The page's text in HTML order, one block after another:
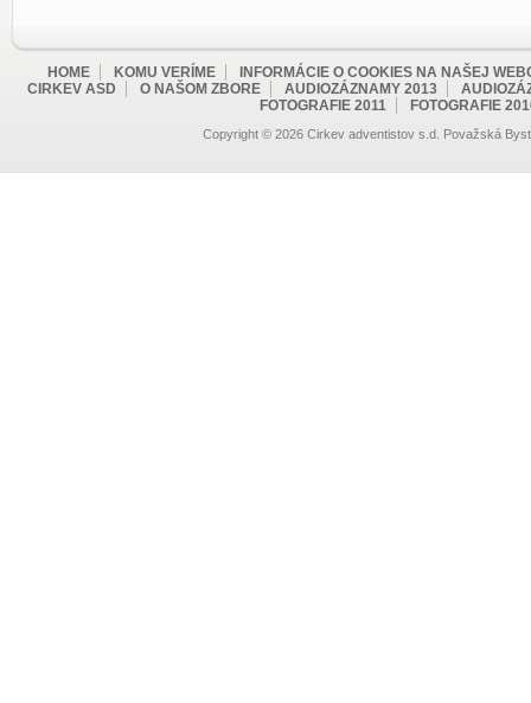
HOME KOMU VERÍME
INFORMÁCIE O COOKIES NA NAŠEJ
CIRKEV ASD
O NAŠOM ZBORE AUDIOZÁZNAMY 2013
FOTOGRAFIE 2011
FOTOGRAFIE
Copyright © 2026 Cirkev adventistov s.d. Považská